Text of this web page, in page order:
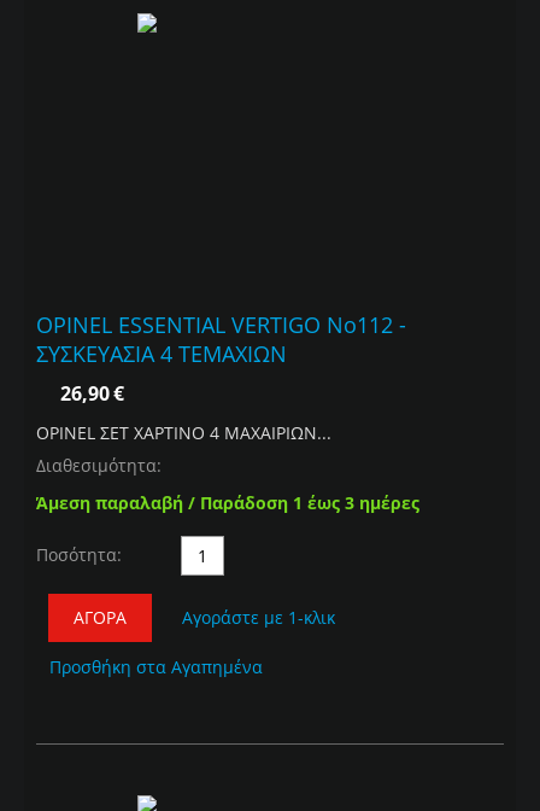
OPINEL ESSENTIAL VERTIGO No112 -
ΣΥΣΚΕΥΑΣΙΑ 4 ΤΕΜΑΧΙΩΝ
26,90€
OPINEL ΣΕΤ ΧΑΡΤΙΝΟ 4 ΜΑΧΑΙΡΙΩΝ...
Διαθεσιμότητα:
Άμεση παραλαβή / Παράδοση 1 έως 3 ημέρες
Ποσότητα:
ΑΓΟΡΆ Αγοράστε με 1-κλικ
Προσθήκη στα Αγαπημένα